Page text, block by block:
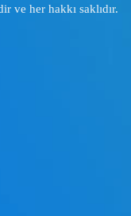
ve her hakkı saklıdır.